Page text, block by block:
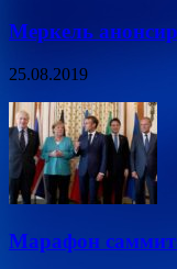
Меркель
25.08.2019
Марафон